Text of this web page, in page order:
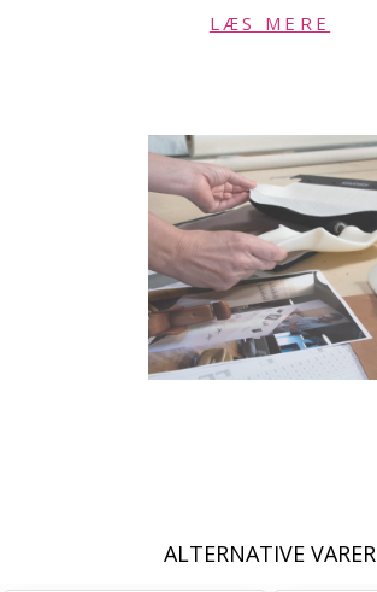
LÆS MERE
ALTERNATIVE VARER